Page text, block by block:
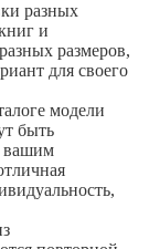
разных
и
размеров,
для своего
модели
быть
вашим